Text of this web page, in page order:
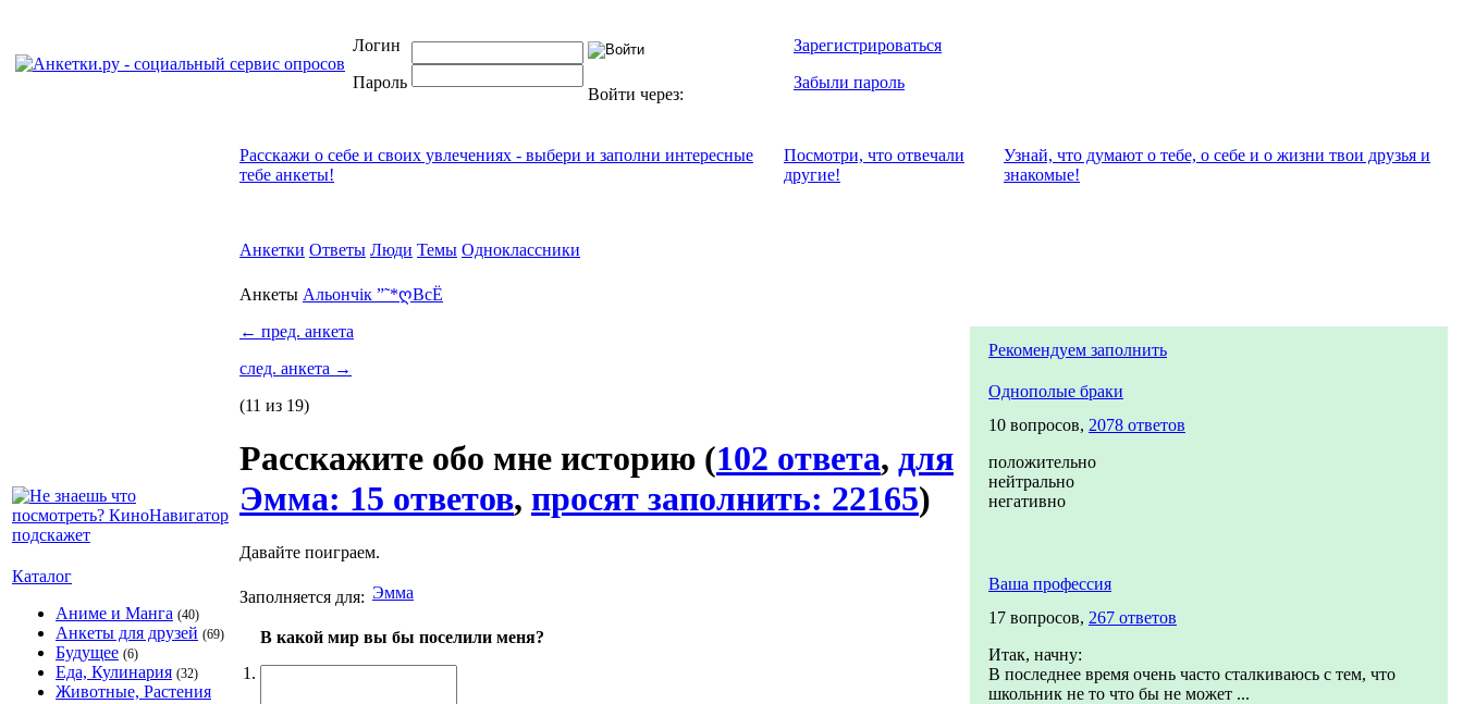
Логин
Пароль
Войти через:
Зарегистрироваться
Забыли пароль
Каталог
Аниме и Манга (40)
Анкеты для друзей (69)
Будущее (6)
Еда, Кулинария (32)
Животные, Растения
Расскажи о себе и своих увлечениях - выбери и заполни интересные
тебе анкеты!
Посмотри, что отвeчали
другие!
Узнай, что думают о тебе, о себе и о жизни твои друзья и
знакомые!
Анкетки Ответы Люди Темы Одноклассники
Анкеты Альончік ”˜*ღВсЁ
← пред. анкета
след. анкета →
(11 из 19)
Расскажите обо мне историю (102 ответа, для
Эмма: 15 ответов, просят заполнить: 22165)
Давайте поиграем.
Заполняется для: Эмма
1.
В какой мир вы бы поселили меня?
Рекомендуем заполнить
Однополые браки
10 вопросов, 2078 ответов
положительно
нейтрально
негативно
Ваша профессия
17 вопросов, 267 ответов
Итак, начну:
В последнее время очень часто сталкиваюсь с тем, что
школьник не то что бы не может ...